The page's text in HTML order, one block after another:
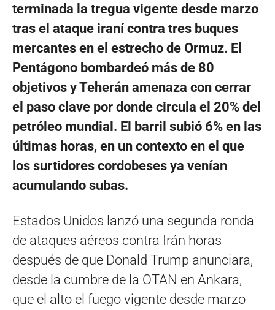
terminada la tregua vigente desde marzo
tras el ataque iraní contra tres buques
mercantes en el estrecho de Ormuz. El
Pentágono bombardeó más de 80
objetivos y Teherán amenaza con cerrar
el paso clave por donde circula el 20% del
petróleo mundial. El barril subió 6% en las
últimas horas, en un contexto en el que
los surtidores cordobeses ya venían
acumulando subas.
Estados Unidos lanzó una segunda ronda
de ataques aéreos contra Irán horas
después de que Donald Trump anunciara,
desde la cumbre de la OTAN en Ankara,
que el alto el fuego vigente desde marzo